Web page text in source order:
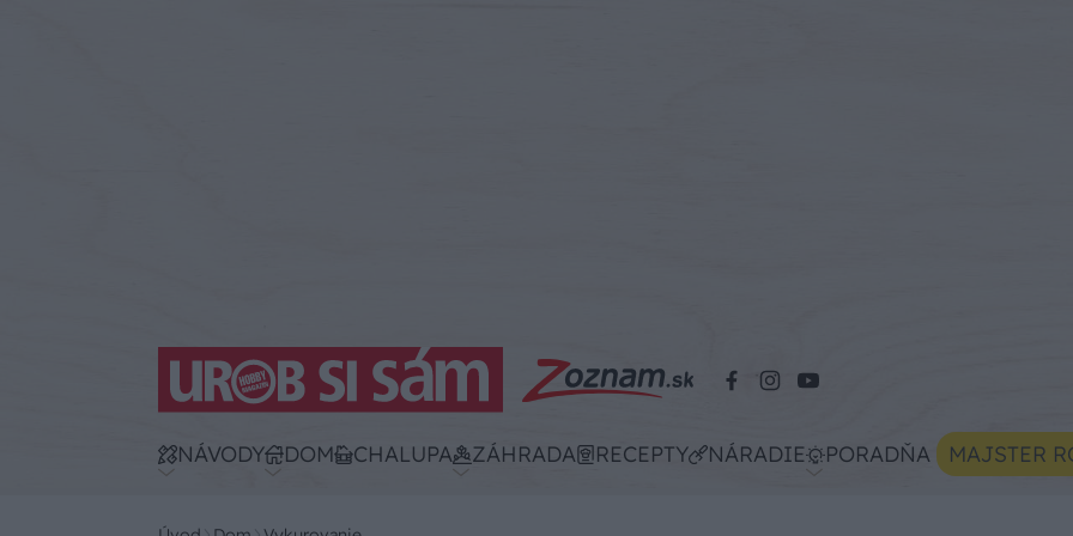
NÁVODY DOM CHALUPA ZÁHRADA RECEPTY NÁRADIE PORADŇA MAJSTER